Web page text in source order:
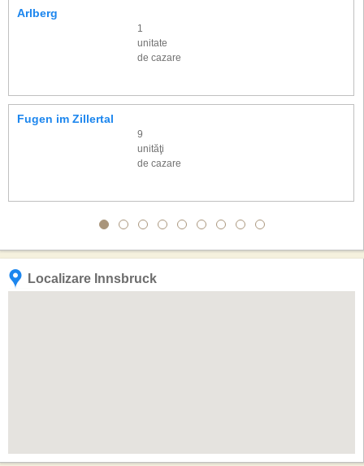
Arlberg
1
unitate
de cazare
Fugen im Zillertal
9
unităţi
de cazare
Localizare Innsbruck